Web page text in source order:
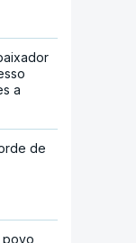
a
de
povo